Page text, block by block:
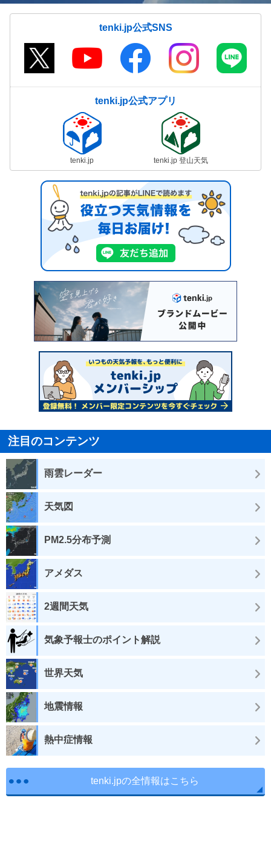
tenki.jp公式SNS
tenki.jp公式アプリ
tenki.jp tenki.jp 登山天気
注目のコンテンツ
雨雲レーダー
天気図
PM2.5分布予測
アメダス
2週間天気
気象予報士のポイント解説
世界天気
地震情報
熱中症情報
tenki.jpの全情報はこちら